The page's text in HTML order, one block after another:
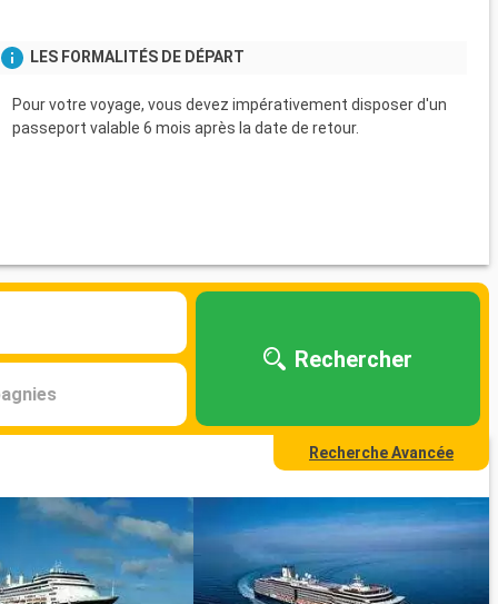
LES FORMALITÉS DE DÉPART
Pour votre voyage, vous devez impérativement disposer d'un
passeport valable 6 mois après la date de retour.
Rechercher
Recherche Avancée